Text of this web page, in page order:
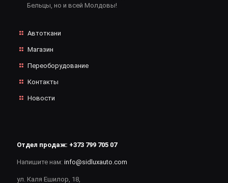
Бельцы, но и всей Молдовы!
Автоткани
Магазин
Переоборудование
Контакты
Новости
Отдел продаж: +373 799 705 07
Напишите нам: info@sidluxauto.com
ул. Каля Ешилор, 18,